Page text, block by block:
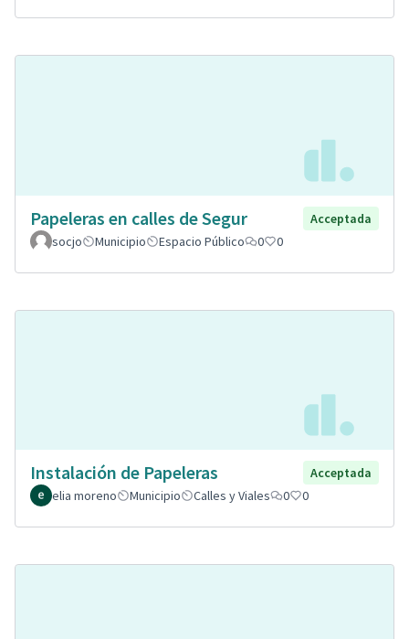
Papeleras en calles de Segur
Acceptada
socjo
Municipio Espacio Público 0 0
Instalación de Papeleras
Acceptada
elia moreno
Municipio Calles y Viales 0 0